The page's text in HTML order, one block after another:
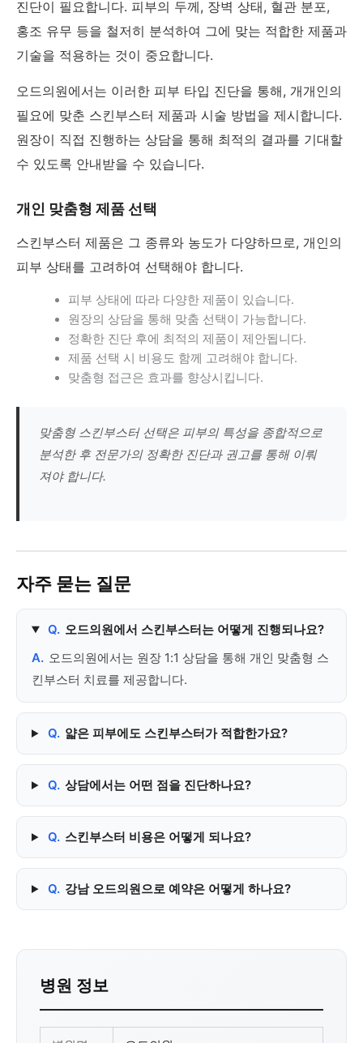
진단이 필요합니다. 피부의 두께, 장벽 상태, 혈관 분포,
홍조 유무 등을 철저히 분석하여 그에 맞는 적합한 제품과
기술을 적용하는 것이 중요합니다.
오드의원에서는 이러한 피부 타입 진단을 통해, 개개인의
필요에 맞춘 스킨부스터 제품과 시술 방법을 제시합니다.
원장이 직접 진행하는 상담을 통해 최적의 결과를 기대할
수 있도록 안내받을 수 있습니다.
개인 맞춤형 제품 선택
스킨부스터 제품은 그 종류와 농도가 다양하므로, 개인의
피부 상태를 고려하여 선택해야 합니다.
피부 상태에 따라 다양한 제품이 있습니다.
원장의 상담을 통해 맞춤 선택이 가능합니다.
정확한 진단 후에 최적의 제품이 제안됩니다.
제품 선택 시 비용도 함께 고려해야 합니다.
맞춤형 접근은 효과를 향상시킵니다.
맞춤형 스킨부스터 선택은 피부의 특성을 종합적으로
분석한 후 전문가의 정확한 진단과 권고를 통해 이뤄
져야 합니다.
자주 묻는 질문
Q. 오드의원에서 스킨부스터는 어떻게 진행되나요?
A. 오드의원에서는 원장 1:1 상담을 통해 개인 맞춤형 스
킨부스터 치료를 제공합니다.
Q. 얇은 피부에도 스킨부스터가 적합한가요?
Q. 상담에서는 어떤 점을 진단하나요?
Q. 스킨부스터 비용은 어떻게 되나요?
Q. 강남 오드의원으로 예약은 어떻게 하나요?
병원 정보